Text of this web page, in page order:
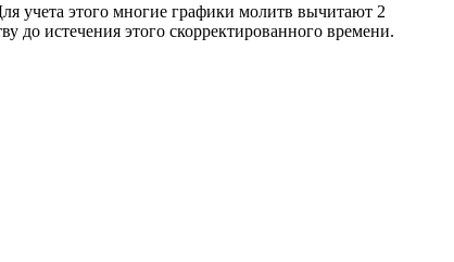
учета этого многие графики молитв вычитают 2
до истечения этого скорректированного времени.